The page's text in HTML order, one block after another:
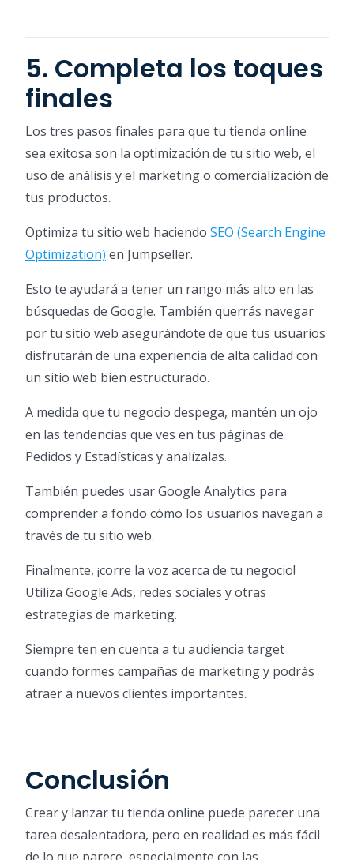
5. Completa los toques
finales
Los tres pasos finales para que tu tienda online
sea exitosa son la optimización de tu sitio web, el
uso de análisis y el marketing o comercialización de
tus productos.
Optimiza tu sitio web haciendo SEO (Search Engine
Optimization) en Jumpseller.
Esto te ayudará a tener un rango más alto en las
búsquedas de Google. También querrás navegar
por tu sitio web asegurándote de que tus usuarios
disfrutarán de una experiencia de alta calidad con
un sitio web bien estructurado.
A medida que tu negocio despega, mantén un ojo
en las tendencias que ves en tus páginas de
Pedidos y Estadísticas y analízalas.
También puedes usar Google Analytics para
comprender a fondo cómo los usuarios navegan a
través de tu sitio web.
Finalmente, ¡corre la voz acerca de tu negocio!
Utiliza Google Ads, redes sociales y otras
estrategias de marketing.
Siempre ten en cuenta a tu audiencia target
cuando formes campañas de marketing y podrás
atraer a nuevos clientes importantes.
Conclusión
Crear y lanzar tu tienda online puede parecer una
tarea desalentadora, pero en realidad es más fácil